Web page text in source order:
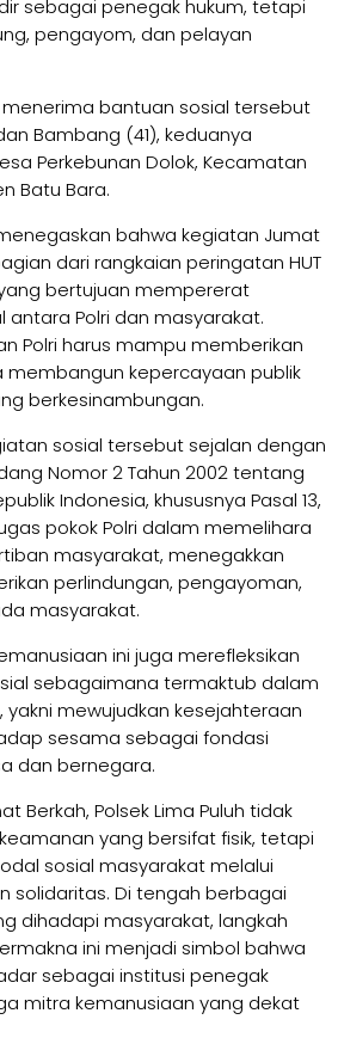
sebagai penegak hukum, tetapi
pengayom, dan pelayan
bantuan sosial tersebut
Bambang (41), keduanya
Perkebunan Dolok, Kecamatan
Batu Bara.
bahwa kegiatan Jumat
dari rangkaian peringatan HUT
bertujuan mempererat
Polri dan masyarakat.
Polri harus mampu memberikan
kepercayaan publik
berkesinambungan.
sosial tersebut sejalan dengan
Nomor 2 Tahun 2002 tentang
Indonesia, khususnya Pasal 13,
pokok Polri dalam memelihara
masyarakat, menegakkan
perlindungan, pengayoman,
masyarakat.
ini juga merefleksikan
sebagaimana termaktub dalam
yakni mewujudkan kesejahteraan
sesama sebagai fondasi
dan bernegara.
Berkah, Polsek Lima Puluh tidak
yang bersifat fisik, tetapi
sosial masyarakat melalui
solidaritas. Di tengah berbagai
dihadapi masyarakat, langkah
ini menjadi simbol bahwa
sebagai institusi penegak
mitra kemanusiaan yang dekat